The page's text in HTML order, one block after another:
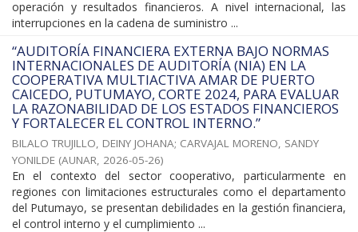
operación y resultados financieros. A nivel internacional, las
interrupciones en la cadena de suministro ...
“AUDITORÍA FINANCIERA EXTERNA BAJO NORMAS
INTERNACIONALES DE AUDITORÍA (NIA) EN LA
COOPERATIVA MULTIACTIVA AMAR DE PUERTO
CAICEDO, PUTUMAYO, CORTE 2024, PARA EVALUAR
LA RAZONABILIDAD DE LOS ESTADOS FINANCIEROS
Y FORTALECER EL CONTROL INTERNO.”
BILALO TRUJILLO, DEINY JOHANA; CARVAJAL MORENO, SANDY
YONILDE (AUNAR, 2026-05-26)
En el contexto del sector cooperativo, particularmente en
regiones con limitaciones estructurales como el departamento
del Putumayo, se presentan debilidades en la gestión financiera,
el control interno y el cumplimiento ...